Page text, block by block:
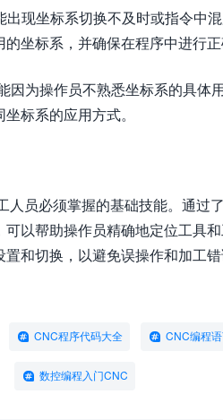
现坐标系切换不及时或指令中
坐标系，并确保在程序中进行正
因为操作员不熟悉坐标系的具体
标系的应用方式。
员必须掌握的基础技能。通过
以帮助操作员精确地定位工具
和切换，以避免误操作和加工
CNC程序代码大全 CNC编程
数控编程入门CNC